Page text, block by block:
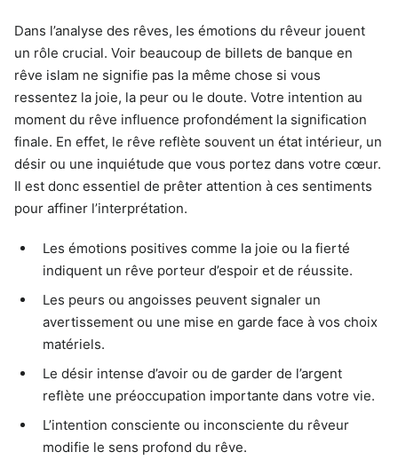
Dans l’analyse des rêves, les émotions du rêveur jouent
un rôle crucial. Voir beaucoup de billets de banque en
rêve islam ne signifie pas la même chose si vous
ressentez la joie, la peur ou le doute. Votre intention au
moment du rêve influence profondément la signification
finale. En effet, le rêve reflète souvent un état intérieur, un
désir ou une inquiétude que vous portez dans votre cœur.
Il est donc essentiel de prêter attention à ces sentiments
pour affiner l’interprétation.
Les émotions positives comme la joie ou la fierté
indiquent un rêve porteur d’espoir et de réussite.
Les peurs ou angoisses peuvent signaler un
avertissement ou une mise en garde face à vos choix
matériels.
Le désir intense d’avoir ou de garder de l’argent
reflète une préoccupation importante dans votre vie.
L’intention consciente ou inconsciente du rêveur
modifie le sens profond du rêve.